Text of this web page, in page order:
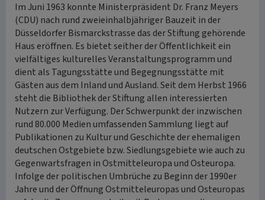
Im Juni 1963 konnte Ministerpräsident Dr. Franz Meyers
(CDU) nach rund zweieinhalbjähriger Bauzeit in der
Düsseldorfer Bismarckstrasse das der Stiftung gehörende
Haus eröffnen. Es bietet seither der Öffentlichkeit ein
vielfältiges kulturelles Veranstaltungsprogramm und
dient als Tagungsstätte und Begegnungsstätte mit
Gästen aus dem Inland und Ausland. Seit dem Herbst 1966
steht die Bibliothek der Stiftung allen interessierten
Nutzern zur Verfügung. Der Schwerpunkt der inzwischen
rund 80.000 Medien umfassenden Sammlung liegt auf
Publikationen zu Kultur und Geschichte der ehemaligen
deutschen Ostgebiete bzw. Siedlungsgebiete wie auch zu
Gegenwartsfragen in Ostmitteleuropa und Osteuropa.
Infolge der politischen Umbrüche zu Beginn der 1990er
Jahre und der Öffnung Ostmitteleuropas und Osteuropas